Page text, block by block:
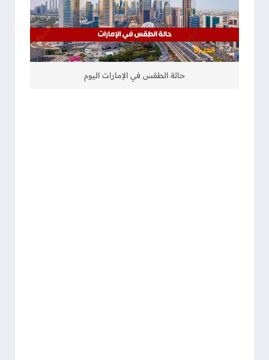
حالة الطقس في الإمارات اليوم